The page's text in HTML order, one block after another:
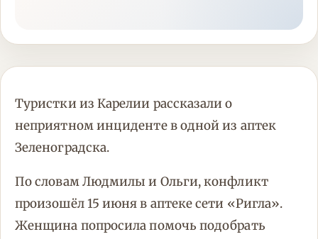
Туристки из Карелии рассказали о
неприятном инциденте в одной из аптек
Зеленоградска.
По словам Людмилы и Ольги, конфликт
произошёл 15 июня в аптеке сети «Ригла».
Женщина попросила помочь подобрать